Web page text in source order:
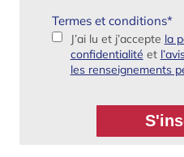
Termes et conditions*
J’ai lu et j’accepte la
confidentialité et
les renseignements